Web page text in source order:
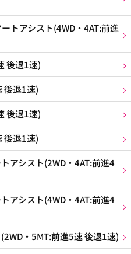
アシスト(4WD・4AT:前進
後退1速)
後退1速)
後退1速)
後退1速)
シスト(2WD・4AT:前進4
シスト(4WD・4AT:前進4
・5MT:前進5速 後退1速)